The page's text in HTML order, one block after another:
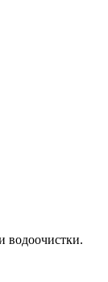
водоочистки.